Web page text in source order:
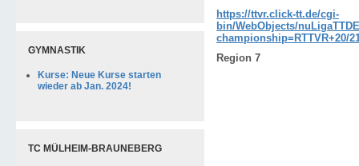
https://ttvr.click-tt.de/cgi-
bin/WebObjects/
championship=RTTVR+20/
Region 7
GYMNASTIK
Kurse: Neue Kurse starten
wieder ab Jan. 2024!
TC MÜLHEIM-BRAUNEBERG